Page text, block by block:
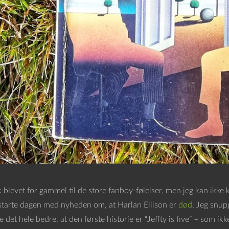
blevet for gammel til de store fanboy-følelser, men jeg kan
dagen med nyheden om, at Harlan Ellison er død. Jeg
det hele bedre, at den første historie er “Jeffty is five” – som